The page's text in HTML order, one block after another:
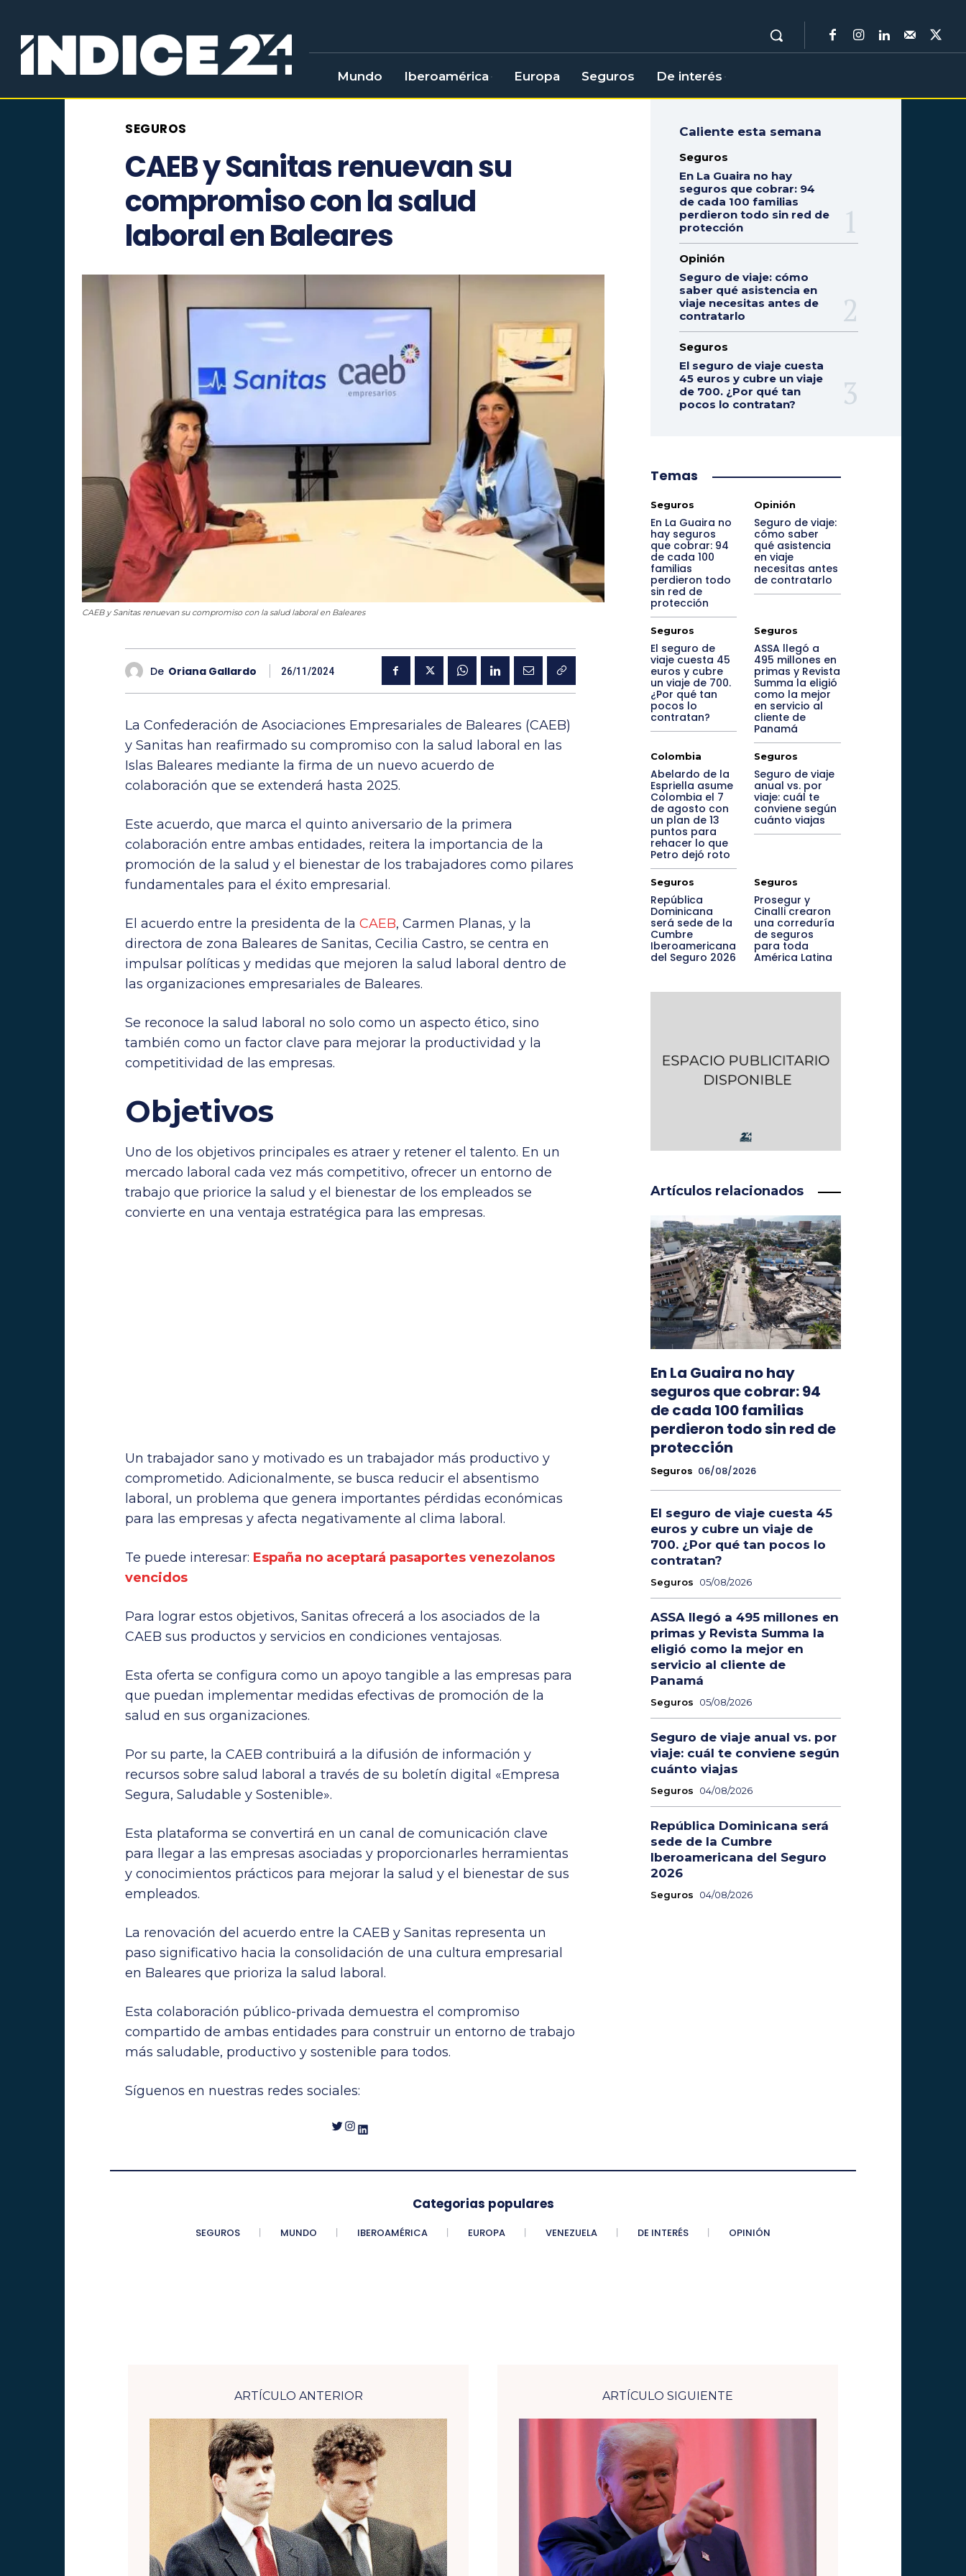
Mundo Iberoamérica Europa Seguros De interés
SEGUROS
CAEB y Sanitas renuevan su
compromiso con la salud
laboral en Baleares
CAEB y Sanitas renuevan su compromiso con la salud laboral en Baleares
De Oriana Gallardo 26/11/2024
La Confederación de Asociaciones Empresariales de Baleares (CAEB)
y Sanitas han reafirmado su compromiso con la salud laboral en las
Islas Baleares mediante la firma de un nuevo acuerdo de
colaboración que se extenderá hasta 2025.
Este acuerdo, que marca el quinto aniversario de la primera
colaboración entre ambas entidades, reitera la importancia de la
promoción de la salud y el bienestar de los trabajadores como pilares
fundamentales para el éxito empresarial.
El acuerdo entre la presidenta de la CAEB, Carmen Planas, y la
directora de zona Baleares de Sanitas, Cecilia Castro, se centra en
impulsar políticas y medidas que mejoren la salud laboral dentro de
las organizaciones empresariales de Baleares.
Se reconoce la salud laboral no solo como un aspecto ético, sino
también como un factor clave para mejorar la productividad y la
competitividad de las empresas.
Objetivos
Uno de los objetivos principales es atraer y retener el talento. En un
mercado laboral cada vez más competitivo, ofrecer un entorno de
trabajo que priorice la salud y el bienestar de los empleados se
convierte en una ventaja estratégica para las empresas.
Un trabajador sano y motivado es un trabajador más productivo y
comprometido. Adicionalmente, se busca reducir el absentismo
laboral, un problema que genera importantes pérdidas económicas
para las empresas y afecta negativamente al clima laboral.
Te puede interesar: España no aceptará pasaportes venezolanos
vencidos
Para lograr estos objetivos, Sanitas ofrecerá a los asociados de la
CAEB sus productos y servicios en condiciones ventajosas.
Esta oferta se configura como un apoyo tangible a las empresas para
que puedan implementar medidas efectivas de promoción de la
salud en sus organizaciones.
Por su parte, la CAEB contribuirá a la difusión de información y
recursos sobre salud laboral a través de su boletín digital «Empresa
Segura, Saludable y Sostenible».
Esta plataforma se convertirá en un canal de comunicación clave
para llegar a las empresas asociadas y proporcionarles herramientas
y conocimientos prácticos para mejorar la salud y el bienestar de sus
empleados.
La renovación del acuerdo entre la CAEB y Sanitas representa un
paso significativo hacia la consolidación de una cultura empresarial
en Baleares que prioriza la salud laboral.
Esta colaboración público-privada demuestra el compromiso
compartido de ambas entidades para construir un entorno de trabajo
más saludable, productivo y sostenible para todos.
Síguenos en nuestras redes sociales:
Twitter InstagramLinkedIn
Caliente esta semana
Seguros
En La Guaira no hay
seguros que cobrar: 94
de cada 100 familias
perdieron todo sin red de
protección
Opinión
Seguro de viaje: cómo
saber qué asistencia en
viaje necesitas antes de
contratarlo
Seguros
El seguro de viaje cuesta
45 euros y cubre un viaje
de 700. ¿Por qué tan
pocos lo contratan?
Temas
Seguros
En La Guaira no
hay seguros
que cobrar: 94
de cada 100
familias
perdieron todo
sin red de
protección
Opinión
Seguro de viaje:
cómo saber
qué asistencia
en viaje
necesitas antes
de contratarlo
Seguros
El seguro de
viaje cuesta 45
euros y cubre
un viaje de 700.
¿Por qué tan
pocos lo
contratan?
Seguros
ASSA llegó a
495 millones en
primas y Revista
Summa la eligió
como la mejor
en servicio al
cliente de
Panamá
Colombia
Abelardo de la
Espriella asume
Colombia el 7
de agosto con
un plan de 13
puntos para
rehacer lo que
Petro dejó roto
Seguros
Seguro de viaje
anual vs. por
viaje: cuál te
conviene según
cuánto viajas
Seguros
República
Dominicana
será sede de la
Cumbre
Iberoamericana
del Seguro 2026
Seguros
Prosegur y
Cinalli crearon
una correduría
de seguros
para toda
América Latina
Artículos relacionados
En La Guaira no hay
seguros que cobrar: 94
de cada 100 familias
perdieron todo sin red de
protección
Seguros 06/08/2026
El seguro de viaje cuesta 45
euros y cubre un viaje de
700. ¿Por qué tan pocos lo
contratan?
Seguros 05/08/2026
ASSA llegó a 495 millones en
primas y Revista Summa la
eligió como la mejor en
servicio al cliente de
Panamá
Seguros 05/08/2026
Seguro de viaje anual vs. por
viaje: cuál te conviene según
cuánto viajas
Seguros 04/08/2026
República Dominicana será
sede de la Cumbre
Iberoamericana del Seguro
2026
Seguros 04/08/2026
Categorias populares
SEGUROS MUNDO IBEROAMÉRICA EUROPA VENEZUELA DE INTERÉS OPINIÓN
ARTÍCULO ANTERIOR ARTÍCULO SIGUIENTE